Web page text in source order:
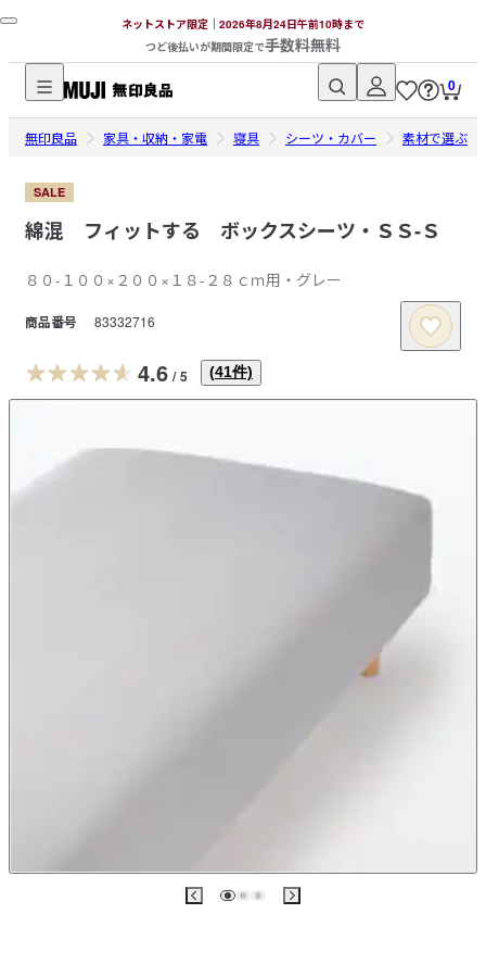
ネットストア限定｜2026年8月24日午前10時まで
つど後払いが期間限定で手数料無料
無
印
品
ト
ト
ア
0
無印良品 家具・収納・家電 寝具 シーツ・カバー 素材で選ぶ
SALE
綿混 フィットする ボックスシーツ・ＳＳ‐Ｓ
８０‐１００×２００×１８‐２８ｃｍ用・グレー
商品番号 83332716
4.6 / 5 (41件)